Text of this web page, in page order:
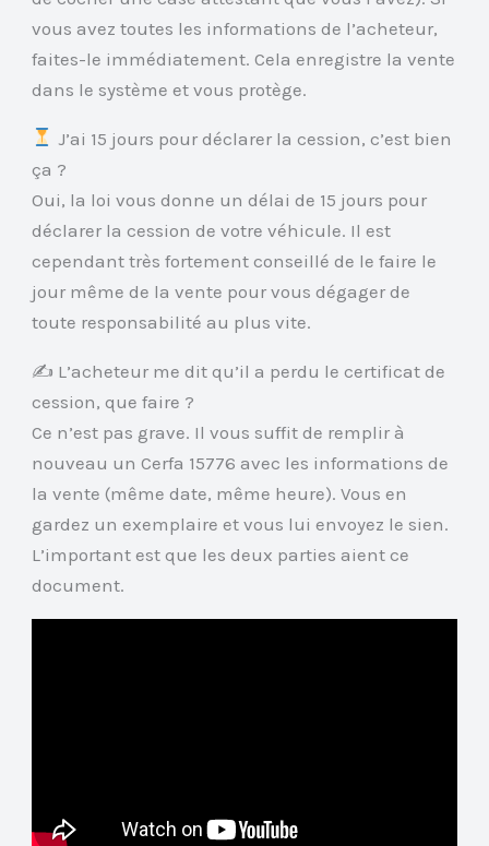
vous avez toutes les informations de l’acheteur,
faites-le immédiatement. Cela enregistre la vente
dans le système et vous protège.
J’ai 15 jours pour déclarer la cession, c’est bien
ça ?
Oui, la loi vous donne un délai de 15 jours pour
déclarer la cession de votre véhicule. Il est
cependant très fortement conseillé de le faire le
jour même de la vente pour vous dégager de
toute responsabilité au plus vite.
✍️ L’acheteur me dit qu’il a perdu le certificat de
cession, que faire ?
Ce n’est pas grave. Il vous suffit de remplir à
nouveau un Cerfa 15776 avec les informations de
la vente (même date, même heure). Vous en
gardez un exemplaire et vous lui envoyez le sien.
L’important est que les deux parties aient ce
document.